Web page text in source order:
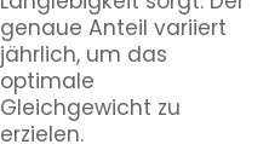
genaue Anteil variiert
jährlich, um das
optimale
Gleichgewicht zu
erzielen.